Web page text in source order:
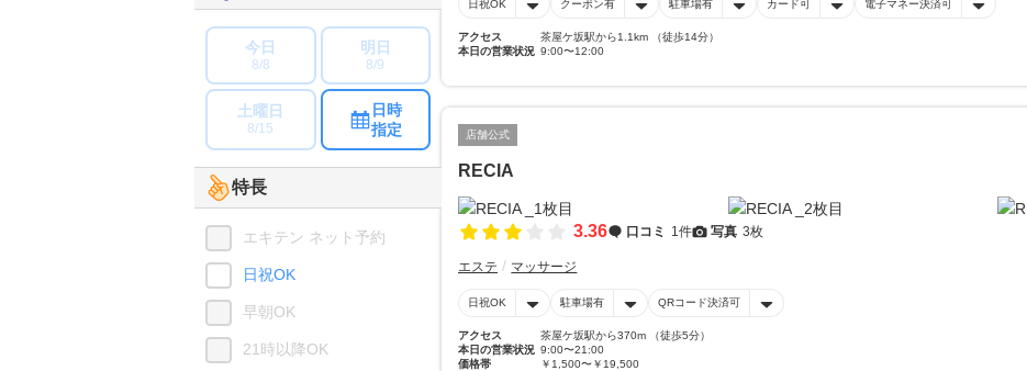
日祝OK クーポン有 駐車場有 カード可 電子マネー決済可
アクセス
茶屋ケ坂駅から1.1km （徒歩14分）
本日の営業状況 9:00〜12:00
店舗公式
RECIA
3.36 口コミ 1件 写真 3枚
エステ マッサージ
日祝OK 駐車場有 QRコード決済可
アクセス
茶屋ケ坂駅から370m （徒歩5分）
本日の営業状況 9:00〜21:00
価格帯
￥1,500〜￥19,500
今日
8/8
明日
8/9
土曜日
8/15
日時
指定
特長
エキテン ネット予約
日祝OK
早朝OK
21時以降OK